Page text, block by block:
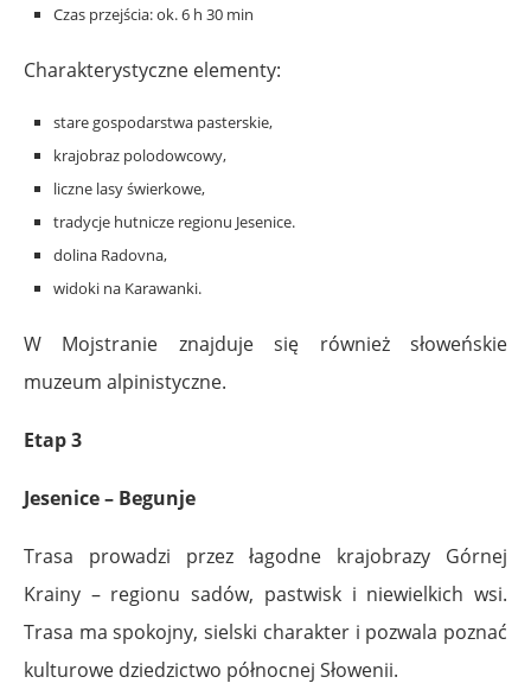
Czas przejścia: ok. 6 h 30 min
Charakterystyczne elementy:
stare gospodarstwa pasterskie,
krajobraz polodowcowy,
liczne lasy świerkowe,
tradycje hutnicze regionu Jesenice.
dolina Radovna,
widoki na Karawanki.
W Mojstranie znajduje się również słoweńskie
muzeum alpinistyczne.
Etap 3
Jesenice – Begunje
Trasa prowadzi przez łagodne krajobrazy Górnej
Krainy – regionu sadów, pastwisk i niewielkich wsi.
Trasa ma spokojny, sielski charakter i pozwala poznać
kulturowe dziedzictwo północnej Słowenii.